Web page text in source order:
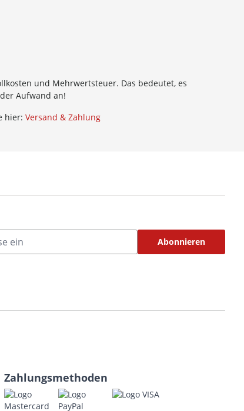
und Mehrwertsteuer. Das bedeutet, es
Aufwand an!
hier: Versand & Zahlung
Abonnieren
Zahlungsmethoden